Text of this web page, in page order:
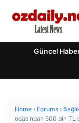
Güncel
Home › Forums ›
odasından 500 bin TL